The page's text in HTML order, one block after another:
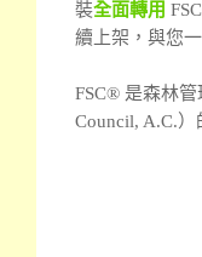
裝全面轉用
續上架，與您
FSC® 是森林管
Council, A.C.）